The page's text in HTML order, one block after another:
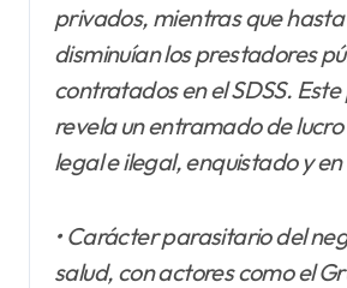
privados, mientras que
disminuían los prestadores
contratados en el SDSS.
revela un entramado de
legal e ilegal, enquistado y
• Carácter parasitario del
salud, con actores como el